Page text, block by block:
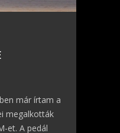
már írtam a
megalkották
et. A pedál